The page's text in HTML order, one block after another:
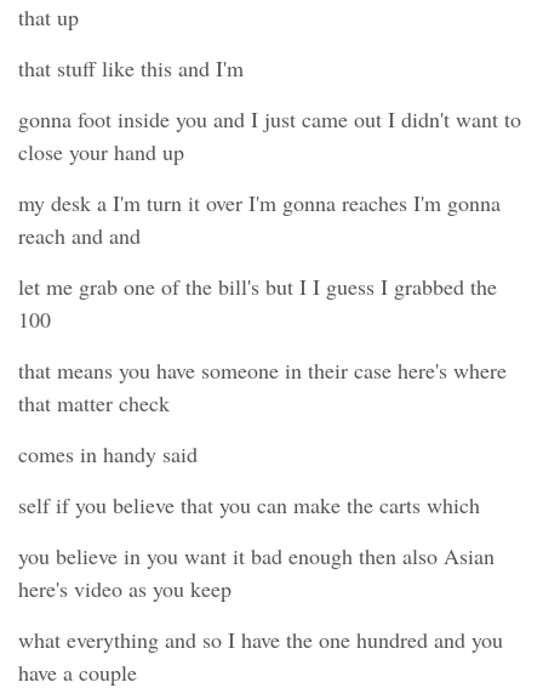
that up
that stuff like this and I'm
gonna foot inside you and I just came out I didn't want to
close your hand up
my desk a I'm turn it over I'm gonna reaches I'm gonna
reach and and
let me grab one of the bill's but I I guess I grabbed the
100
that means you have someone in their case here's where
that matter check
comes in handy said
self if you believe that you can make the carts which
you believe in you want it bad enough then also Asian
here's video as you keep
what everything and so I have the one hundred and you
have a couple